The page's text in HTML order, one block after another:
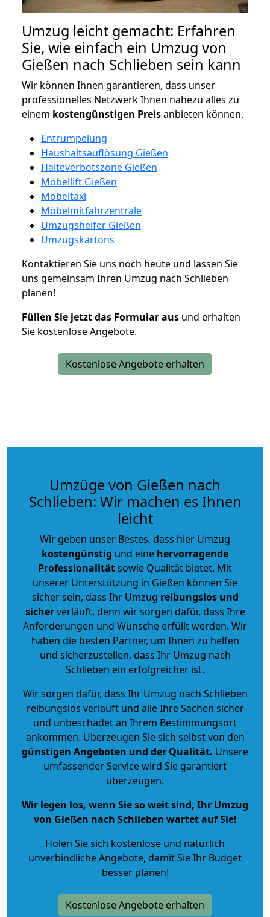
Umzug leicht gemacht: Erfahren
Sie, wie einfach ein Umzug von
Gießen nach Schlieben sein kann
Wir können Ihnen garantieren, dass unser
professionelles Netzwerk Ihnen nahezu alles zu
einem kostengünstigen Preisanbieten können.
Entrümpelung
Haushaltsauflösung Gießen
Halteverbotszone Gießen
Möbellift Gießen
Möbeltaxi
Möbelmitfahrzentrale
Umzugshelfer Gießen
Umzugskartons
Kontaktieren Sie uns noch heute und lassen Sie
uns gemeinsam Ihren Umzug nach Schlieben
planen!
Füllen Sie jetzt das Formular aus und erhalten
Sie kostenlose Angebote.
Kostenlose Angebote erhalten
Umzüge von Gießen nach
Schlieben: Wir machen es Ihnen
leicht
Wir geben unser Bestes, dass hier Umzug
kostengünstig und eine hervorragende
Professionalitätsowie Qualität bietet. Mit
unserer Unterstützung in Gießen können Sie
sicher sein, dass Ihr Umzug reibungslos und
sicherverläuft, denn wir sorgen dafür, dass Ihre
Anforderungen und Wünsche erfüllt werden. Wir
haben die besten Partner, um Ihnen zu helfen
und sicherzustellen, dass Ihr Umzug nach
Schlieben ein erfolgreicher ist.
Wir sorgen dafür, dass Ihr Umzug nach Schlieben
reibungslos verläuft und alle Ihre Sachen sicher
und unbeschadet an Ihrem Bestimmungsort
ankommen. Überzeugen Sie sich selbst von den
günstigen Angeboten und der Qualität. Unsere
umfassender Service wird Sie garantiert
überzeugen.
Wir legen los, wenn Sie so weit sind, Ihr Umzug
von Gießen nach Schlieben wartet auf Sie!
Holen Sie sich kostenlose und natürlich
unverbindliche Angebote, damit Sie Ihr Budget
besser planen!
Kostenlose Angebote erhalten